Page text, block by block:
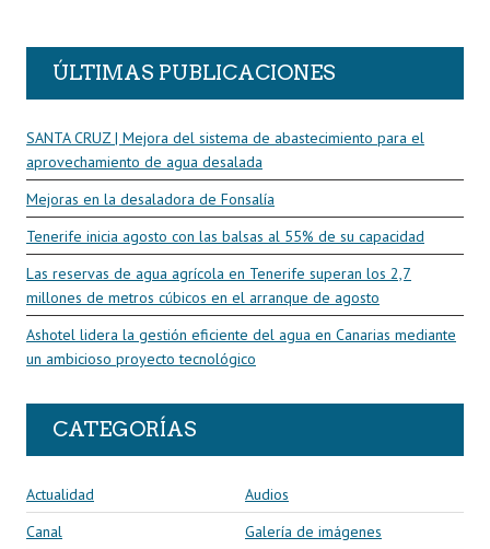
ÚLTIMAS PUBLICACIONES
SANTA CRUZ | Mejora del sistema de abastecimiento para el
aprovechamiento de agua desalada
Mejoras en la desaladora de Fonsalía
Tenerife inicia agosto con las balsas al 55% de su capacidad
Las reservas de agua agrícola en Tenerife superan los 2,7
millones de metros cúbicos en el arranque de agosto
Ashotel lidera la gestión eficiente del agua en Canarias mediante
un ambicioso proyecto tecnológico
CATEGORÍAS
Actualidad
Audios
Canal
Galería de imágenes